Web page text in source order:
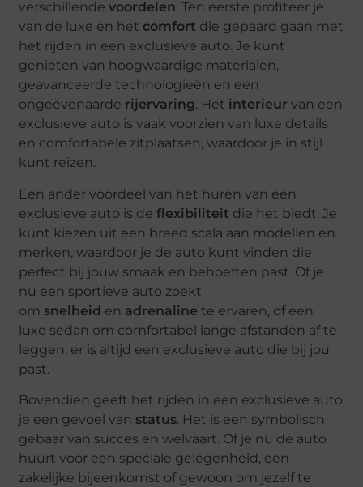
verschillendevoordelen. Ten eerste profiteer je
van de luxe en het comfort die gepaard gaan met
het rijden in een exclusieve auto. Je kunt
genieten van hoogwaardige materialen,
geavanceerde technologieën en een
ongeëvenaarde rijervaring. Het interieur van een
exclusieve auto is vaak voorzien van luxe details
en comfortabele zitplaatsen, waardoor je in stijl
kunt reizen.
Een ander voordeel van het huren van een
exclusieve auto is deflexibiliteit die het biedt. Je
kunt kiezen uit een breed scala aan modellen en
merken, waardoor je de auto kunt vinden die
perfect bij jouw smaak en behoeften past. Of je
nu een sportieve auto zoekt
om snelheid en adrenaline te ervaren, of een
luxe sedan om comfortabel lange afstanden af te
leggen, er is altijd een exclusieve auto die bij jou
past.
Bovendien geeft het rijden in een exclusieve auto
je een gevoel van status. Het is een symbolisch
gebaar van succes en welvaart. Of je nu de auto
huurt voor een speciale gelegenheid, een
zakelijke bijeenkomst of gewoon om jezelf te